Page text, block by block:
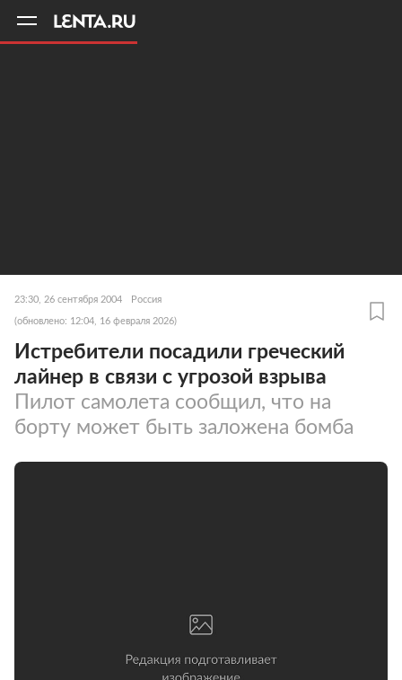
23:30, 26 сентября 2004 Россия
(обновлено: 12:04, 16 февраля 2026)
Истребители посадили греческий
лайнер в связи с угрозой взрыва
Пилот самолета сообщил, что на
борту может быть заложена бомба